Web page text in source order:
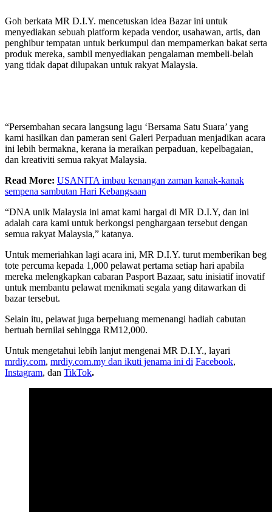
Goh berkata MR D.I.Y. mencetuskan idea Bazar ini untuk
menyediakan sebuah platform kepada vendor, usahawan, artis, dan
penghibur tempatan untuk berkumpul dan mempamerkan bakat serta
produk mereka, sambil menyediakan pengalaman membeli-belah
yang tidak dapat dilupakan untuk rakyat Malaysia.
“Persembahan secara langsung lagu ‘Bersama Satu Suara’ yang
kami hasilkan dan pameran seni Galeri Perpaduan menjadikan acara
ini lebih bermakna, kerana ia meraikan perpaduan, kepelbagaian,
dan kreativiti semua rakyat Malaysia.
Read More: USANITA imbau kenangan zaman kanak-kanak
sempena sambutan Hari Kebangsaan
“DNA unik Malaysia ini amat kami hargai di MR D.I.Y, dan ini
adalah cara kami untuk berkongsi penghargaan tersebut dengan
semua rakyat Malaysia,” katanya.
Untuk memeriahkan lagi acara ini, MR D.I.Y. turut memberikan beg
tote percuma kepada 1,000 pelawat pertama setiap hari apabila
mereka melengkapkan cabaran Pasport Bazaar, satu inisiatif inovatif
untuk membantu pelawat menikmati segala yang ditawarkan di
bazar tersebut.
Selain itu, pelawat juga berpeluang memenangi hadiah cabutan
bertuah bernilai sehingga RM12,000.
Untuk mengetahui lebih lanjut mengenai MR D.I.Y., layari
mrdiy.com, mrdiy.com.my dan ikuti jenama ini di Facebook,
Instagram, dan TikTok.